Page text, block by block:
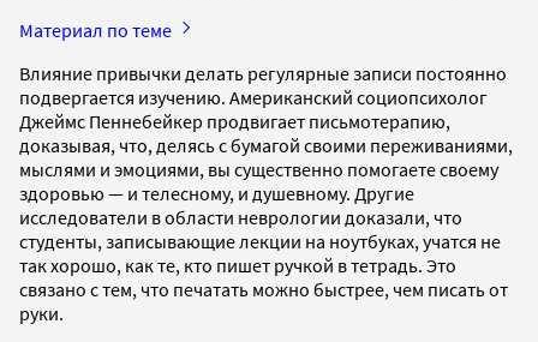
Материал по теме
Влияние привычки делать регулярные записи постоянно
подвергается изучению. Американский социопсихолог
Джеймс Пеннебейкер продвигает письмотерапию,
доказывая, что, делясь с бумагой своими переживаниями,
мыслями и эмоциями, вы существенно помогаете своему
здоровью — и телесному, и душевному. Другие
исследователи в области неврологии доказали, что
студенты, записывающие лекции на ноутбуках, учатся не
так хорошо, как те, кто пишет ручкой в тетрадь. Это
связано с тем, что печатать можно быстрее, чем писать от
руки.